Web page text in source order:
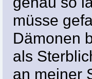
müsse
Dämonen
als
an meiner